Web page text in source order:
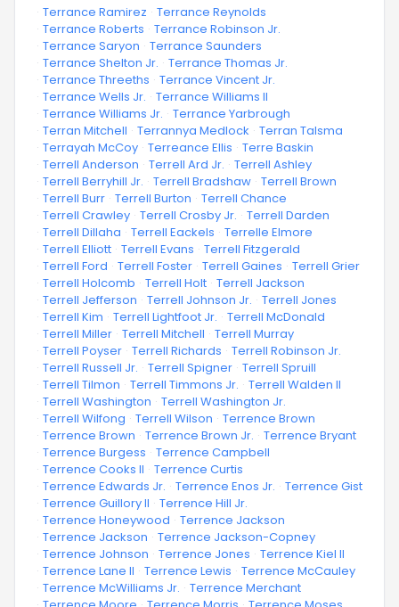
· Terrance Ramirez · Terrance Reynolds
· Terrance Roberts · Terrance Robinson Jr.
· Terrance Saryon · Terrance Saunders
· Terrance Shelton Jr. · Terrance Thomas Jr.
· Terrance Threeths · Terrance Vincent Jr.
· Terrance Wells Jr. · Terrance Williams II
· Terrance Williams Jr. · Terrance Yarbrough
· Terran Mitchell · Terrannya Medlock · Terran Talsma
· Terrayah McCoy · Terreance Ellis · Terre Baskin
· Terrell Anderson · Terrell Ard Jr. · Terrell Ashley
· Terrell Berryhill Jr. · Terrell Bradshaw · Terrell Brown
· Terrell Burr · Terrell Burton · Terrell Chance
· Terrell Crawley · Terrell Crosby Jr. · Terrell Darden
· Terrell Dillaha · Terrell Eackels · Terrelle Elmore
· Terrell Elliott · Terrell Evans · Terrell Fitzgerald
· Terrell Ford · Terrell Foster · Terrell Gaines · Terrell Grier
· Terrell Holcomb · Terrell Holt · Terrell Jackson
· Terrell Jefferson · Terrell Johnson Jr. · Terrell Jones
· Terrell Kim · Terrell Lightfoot Jr. · Terrell McDonald
· Terrell Miller · Terrell Mitchell · Terrell Murray
· Terrell Poyser · Terrell Richards · Terrell Robinson Jr.
· Terrell Russell Jr. · Terrell Spigner · Terrell Spruill
· Terrell Tilmon · Terrell Timmons Jr. · Terrell Walden II
· Terrell Washington · Terrell Washington Jr.
· Terrell Wilfong · Terrell Wilson · Terrence Brown
· Terrence Brown · Terrence Brown Jr. · Terrence Bryant
· Terrence Burgess · Terrence Campbell
· Terrence Cooks II · Terrence Curtis
· Terrence Edwards Jr. · Terrence Enos Jr. · Terrence Gist
· Terrence Guillory II · Terrence Hill Jr.
· Terrence Honeywood · Terrence Jackson
· Terrence Jackson · Terrence Jackson-Copney
· Terrence Johnson · Terrence Jones · Terrence Kiel II
· Terrence Lane II · Terrence Lewis · Terrence McCauley
· Terrence McWilliams Jr. · Terrence Merchant